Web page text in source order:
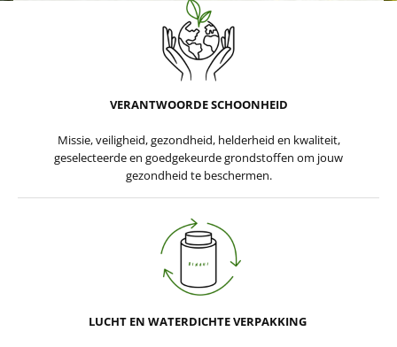
VERANTWOORDE SCHOONHEID
Missie, veiligheid, gezondheid, helderheid en kwaliteit,
geselecteerde en goedgekeurde grondstoffen om jouw
gezondheid te beschermen.
LUCHT EN WATERDICHTE VERPAKKING